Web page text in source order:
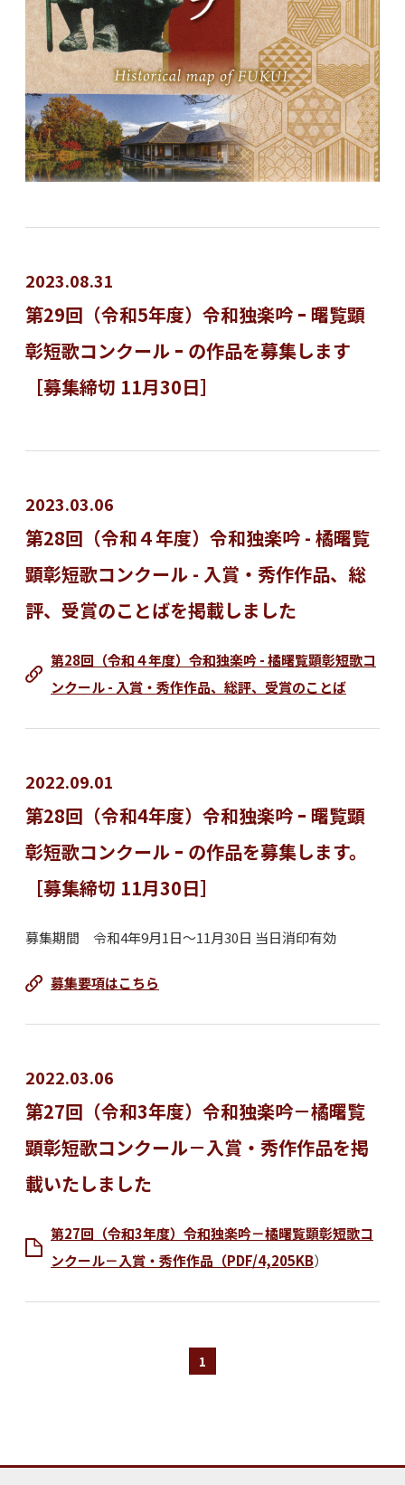
2023.08.31
第29回（令和5年度）令和独楽吟 ｰ 曙覧顕
彰短歌コンクール ｰ の作品を募集します
［募集締切 11月30日］
2023.03.06
第28回（令和４年度）令和独楽吟 - 橘曙覧
顕彰短歌コンクール - 入賞・秀作作品、総
評、受賞のことばを掲載しました
第28回（令和４年度）令和独楽吟 - 橘曙覧顕彰短歌コ
ンクール - 入賞・秀作作品、総評、受賞のことば
2022.09.01
第28回（令和4年度）令和独楽吟 ｰ 曙覧顕
彰短歌コンクール ｰ の作品を募集します。
［募集締切 11月30日］
募集期間 令和4年9月1日～11月30日 当日消印有効
募集要項はこちら
2022.03.06
第27回（令和3年度）令和独楽吟－橘曙覧
顕彰短歌コンクール－入賞・秀作作品を掲
載いたしました
第27回（令和3年度）令和独楽吟－橘曙覧顕彰短歌コ
ンクール－入賞・秀作作品 （PDF/4,205KB）
1